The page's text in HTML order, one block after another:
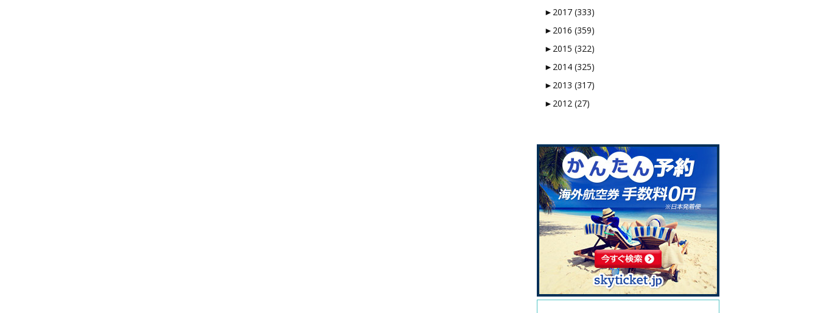
► 2017 (333)
► 2016 (359)
► 2015 (322)
► 2014 (325)
► 2013 (317)
► 2012 (27)